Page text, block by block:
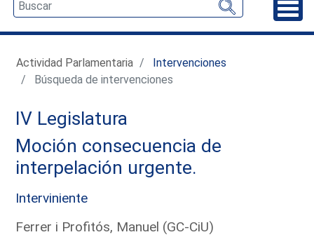
Actividad Parlamentaria
Intervenciones
Búsqueda de intervenciones
IV Legislatura
Moción consecuencia de
interpelación urgente.
Interviniente
Ferrer i Profitós, Manuel (GC-CiU)